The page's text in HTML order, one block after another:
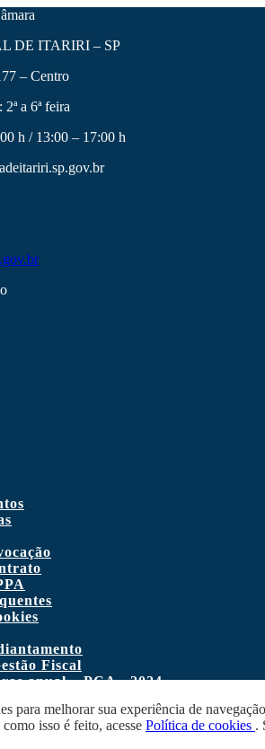
para melhorar sua experiência de
isso é feito, acesse Política de cookies .
DE ITARIRI – SP
– Centro
a 6ª feira
h / 13:00 – 17:00 h
Fiscal
anual – PCA - 2024
anual – PCA - 2026